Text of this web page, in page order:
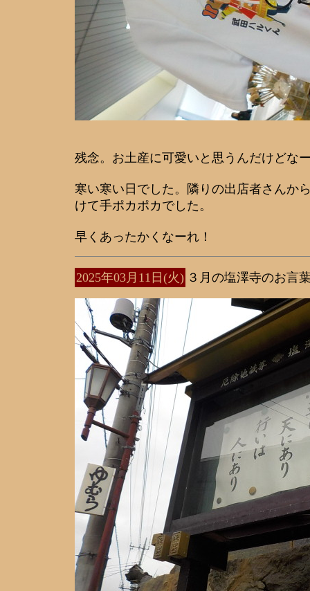
残念。お土産に可愛いと思うんだけどな
寒い寒い日でした。隣りの出店者さんか
けて手ポカポカでした。
早くあったかくなーれ！
2025年03月11日(火) ３月の塩澤寺のお言